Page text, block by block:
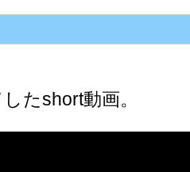
たshort動画。